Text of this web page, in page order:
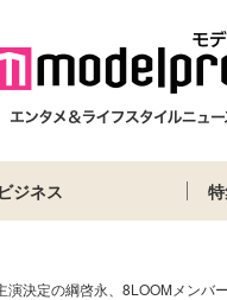
ビジネス
演決定の綱啓永、8LOOMメンバ